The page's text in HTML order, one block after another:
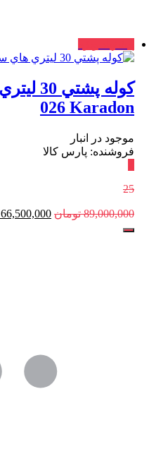
026 Karadon
موجود در انبار
فروشنده: پارس کالا
25
89,000,000 تومان 66,500,000